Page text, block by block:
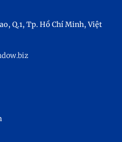
Q.1,Tp. Hồ Chí Minh,Việt